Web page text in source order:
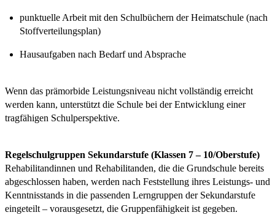
punktuelle Arbeit mit den Schulbüchern der Heimatschule (nach
Stoffverteilungsplan)
Hausaufgaben nach Bedarf und Absprache
Wenn das prämorbide Leistungsniveau nicht vollständig erreicht
werden kann, unterstützt die Schule bei der Entwicklung einer
tragfähigen Schulperspektive.
Regelschulgruppen Sekundarstufe (Klassen 7 – 10/Oberstufe)
Rehabilitandinnen und Rehabilitanden, die die Grundschule bereits
abgeschlossen haben, werden nach Feststellung ihres Leistungs- und
Kenntnisstands in die passenden Lerngruppen der Sekundarstufe
eingeteilt – vorausgesetzt, die Gruppenfähigkeit ist gegeben.